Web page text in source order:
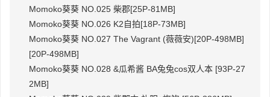
Momoko葵葵 NO.025 柴郡[25P-81MB]
Momoko葵葵 NO.026 K2自拍[18P-73MB]
Momoko葵葵 NO.027 The Vagrant (薇薇安)[20P-498MB]
[20P-498MB]
Momoko葵葵 NO.028 &瓜希酱 BA兔兔cos双人本 [93P-27
2MB]